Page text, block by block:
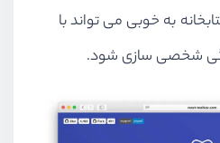
به خوبی می تواند با
شخصی سازی شود.